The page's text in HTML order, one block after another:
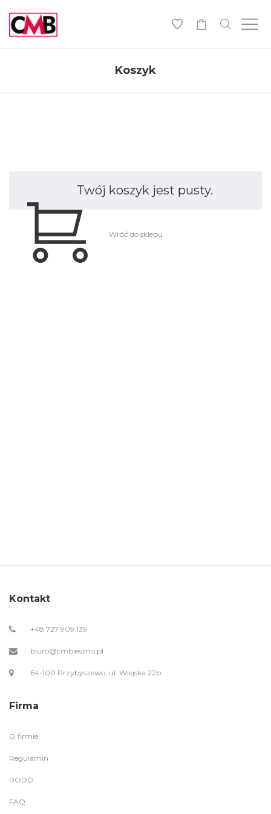
Koszyk
Twój koszyk jest pusty.
Wróć do sklepu
Kontakt
+48 727 909 139
biuro@cmbleszno.pl
64-100 Przybyszewo, ul. Wiejska 22b
Firma
O firmie
Regulamin
RODO
FAQ